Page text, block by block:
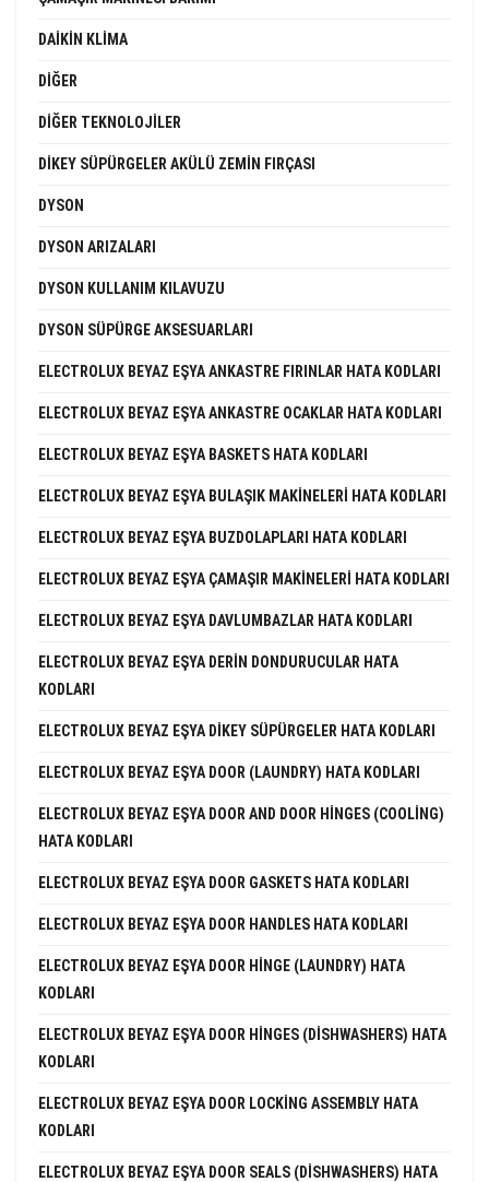
DAIKIN KLIMA
DIĞER
DIĞER TEKNOLOJILER
DIKEY SÜPÜRGELER AKÜLÜ ZEMIN FIRÇASI
DYSON
DYSON ARIZALARI
DYSON KULLANIM KILAVUZU
DYSON SÜPÜRGE AKSESUARLARI
ELECTROLUX BEYAZ EŞYA ANKASTRE FIRINLAR HATA KODLARI
ELECTROLUX BEYAZ EŞYA ANKASTRE OCAKLAR HATA KODLARI
ELECTROLUX BEYAZ EŞYA BASKETS HATA KODLARI
ELECTROLUX BEYAZ EŞYA BULAŞIK MAKINELERI HATA KODLARI
ELECTROLUX BEYAZ EŞYA BUZDOLAPLARI HATA KODLARI
ELECTROLUX BEYAZ EŞYA ÇAMAŞIR MAKINELERI HATA KODLARI
ELECTROLUX BEYAZ EŞYA DAVLUMBAZLAR HATA KODLARI
ELECTROLUX BEYAZ EŞYA DERIN DONDURUCULAR HATA
KODLARI
ELECTROLUX BEYAZ EŞYA DIKEY SÜPÜRGELER HATA KODLARI
ELECTROLUX BEYAZ EŞYA DOOR (LAUNDRY) HATA KODLARI
ELECTROLUX BEYAZ EŞYA DOOR AND DOOR HINGES (COOLING)
HATA KODLARI
ELECTROLUX BEYAZ EŞYA DOOR GASKETS HATA KODLARI
ELECTROLUX BEYAZ EŞYA DOOR HANDLES HATA KODLARI
ELECTROLUX BEYAZ EŞYA DOOR HINGE (LAUNDRY) HATA
KODLARI
ELECTROLUX BEYAZ EŞYA DOOR HINGES (DISHWASHERS) HATA
KODLARI
ELECTROLUX BEYAZ EŞYA DOOR LOCKING ASSEMBLY HATA
KODLARI
ELECTROLUX BEYAZ EŞYA DOOR SEALS (DISHWASHERS) HATA